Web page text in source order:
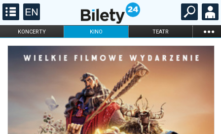
KONCERTY KINO TEATR ...
FILHARMONIA OPERA I BALET
DLA DZIECI
ONLINE KARNETY